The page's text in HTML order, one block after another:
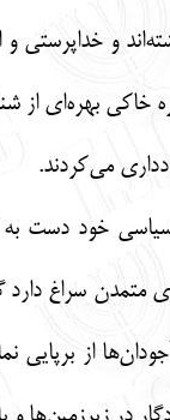
و خداپرستی
بهره‌ای از
می‌کردند.
خود دست
متمدن سراغ
از برپایی